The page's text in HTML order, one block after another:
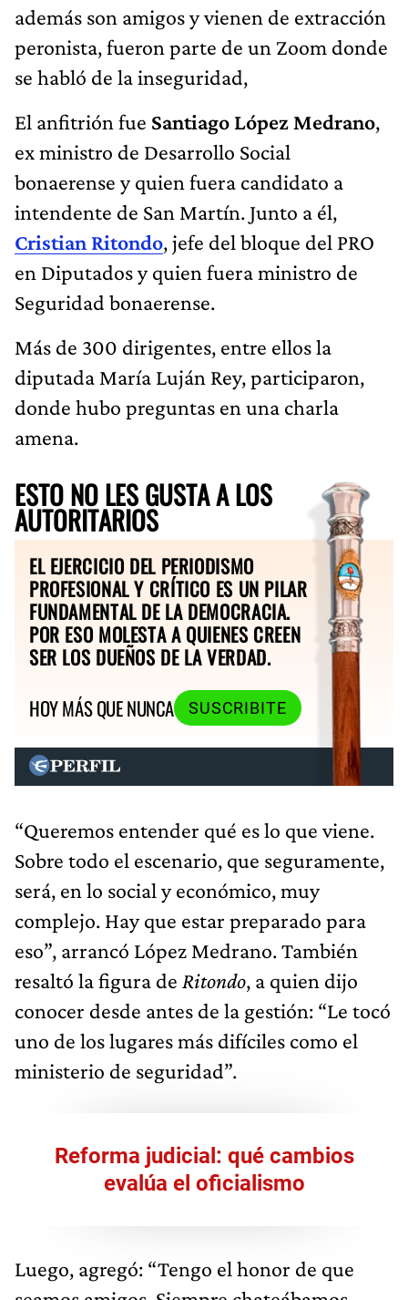
además son amigos y vienen de extracción
peronista, fueron parte de un Zoom donde
se habló de la inseguridad,
El anfitrión fue Santiago López Medrano,
ex ministro de Desarrollo Social
bonaerense y quien fuera candidato a
intendente de San Martín. Junto a él,
Cristian Ritondo, jefe del bloque del PRO
en Diputados y quien fuera ministro de
Seguridad bonaerense.
Más de 300 dirigentes, entre ellos la
diputada María Luján Rey, participaron,
donde hubo preguntas en una charla
amena.
ESTO NO LES GUSTA A LOS
AUTORITARIOS
EL EJERCICIO DEL PERIODISMO
PROFESIONAL Y CRÍTICO ES UN PILAR
FUNDAMENTAL DE LA DEMOCRACIA.
POR ESO MOLESTA A QUIENES CREEN
SER LOS DUEÑOS DE LA VERDAD.
HOY MÁS QUE NUNCA
SUSCRIBITE
“Queremos entender qué es lo que viene.
Sobre todo el escenario, que seguramente,
será, en lo social y económico, muy
complejo. Hay que estar preparado para
eso”, arrancó López Medrano. También
resaltó la figura de Ritondo, a quien dijo
conocer desde antes de la gestión: “Le tocó
uno de los lugares más difíciles como el
ministerio de seguridad”.
Reforma judicial: qué cambios
evalúa el oficialismo
Luego, agregó: “Tengo el honor de que